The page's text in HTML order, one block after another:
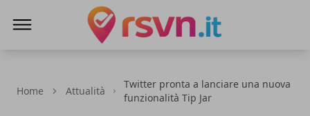
Home Attualità
Twitter pronta a lanciare una nuova
funzionalità Tip Jar